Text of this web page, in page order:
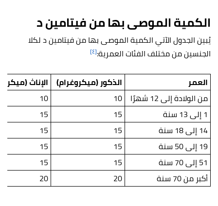
الكمية الموصى بها من فيتامين د
يُبين الجدول الآتي الكمية الموصى بها من فيتامين د لكلا
الجنسين من مختلف الفئات العمرية:[٤]
العمر الذكور (ميكروغرام) الإناث
من الولادة إلى 12 شهرًا
10
10
1 إلى 13 سنة
15
15
14 إلى 18 سنة
15
15
19 إلى 50 سنة
15
15
51 إلى 70 سنة
15
15
أكبر من 70 سنة
20
20